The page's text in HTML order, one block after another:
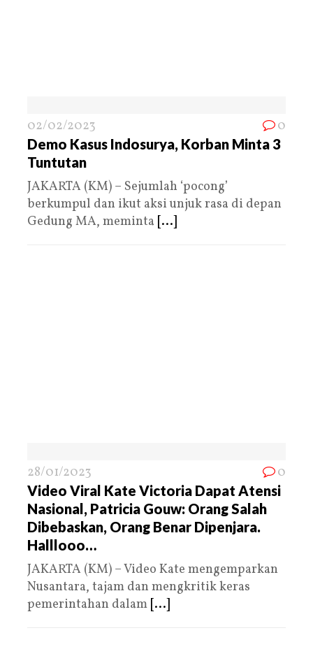
02/02/2023 0
Demo Kasus Indosurya, Korban Minta 3
Tuntutan
JAKARTA (KM) – Sejumlah ‘pocong’
berkumpul dan ikut aksi unjuk rasa di depan
Gedung MA, meminta [...]
28/01/2023 0
Video Viral Kate Victoria Dapat Atensi
Nasional, Patricia Gouw: Orang Salah
Dibebaskan, Orang Benar Dipenjara.
Halllooo…
JAKARTA (KM) – Video Kate mengemparkan
Nusantara, tajam dan mengkritik keras
pemerintahan dalam [...]